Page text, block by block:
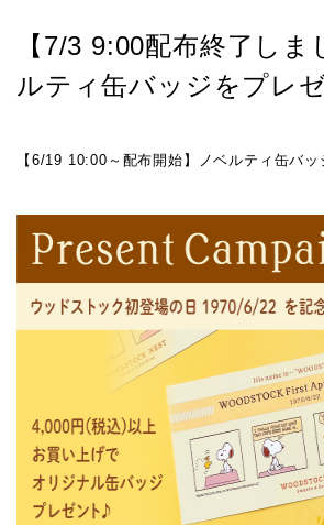
【7/3 9:00配布終了しま
ルティ缶バッジをプレ
【6/19 10:00～配布開始】ノベルティ缶バッ